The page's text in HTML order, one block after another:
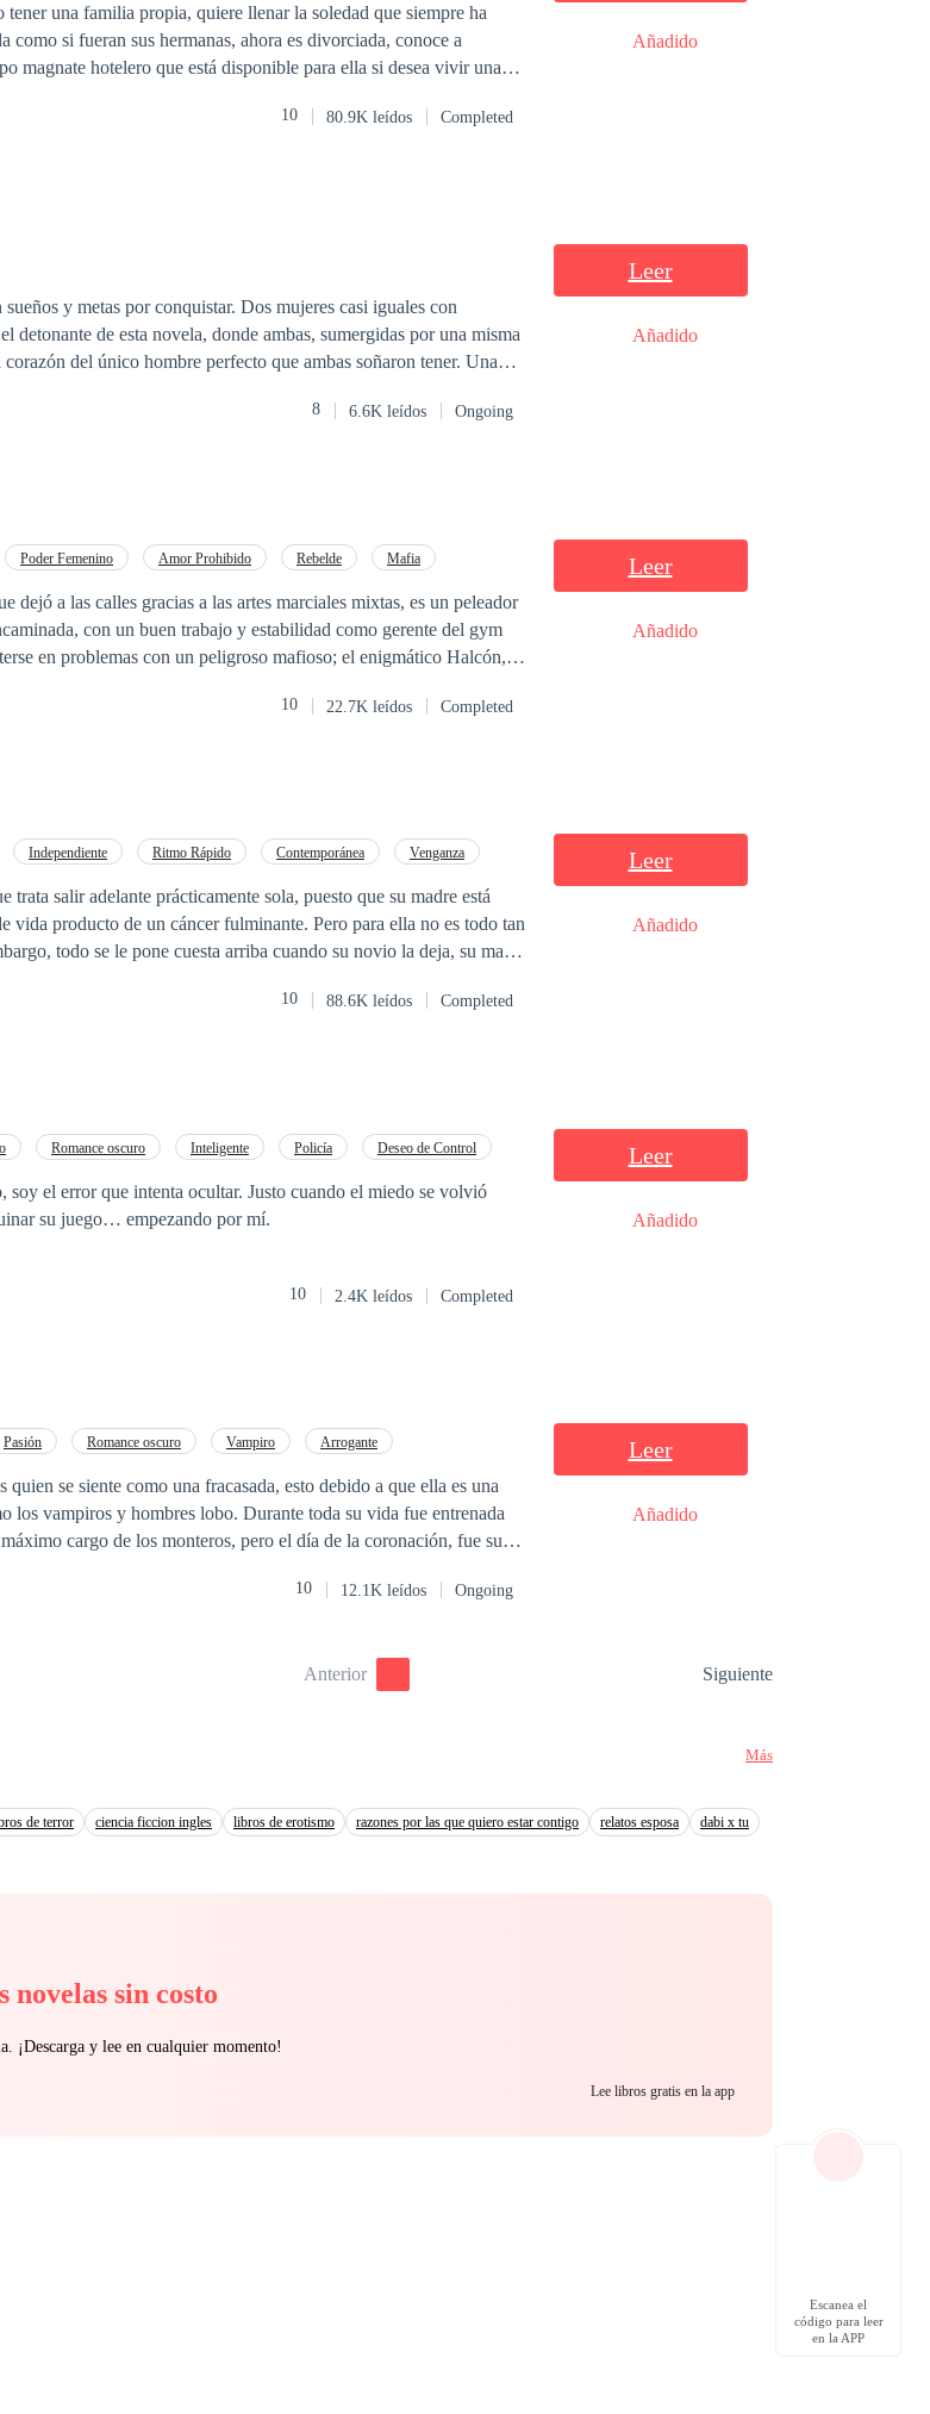
una familia propia, quiere llenar la soledad que siempre ha
como si fueran sus hermanas, ahora es divorciada, conoce a
magnate hotelero que está disponible para ella si desea vivir una
a entregarse a la aventura. ¿Qué hará Elena al estar entre estos
10 80.9K leídos Completed
Añadido
conquistar. Dos mujeres casi iguales con
del único hombre perfecto que ambas soñaron tener. Una
8 6.6K leídos Ongoing
Leer
Añadido
Poder Femenino Amor Prohibido Rebelde
Mafia
dejó a las calles gracias a las artes marciales mixtas, es un peleador
con un buen trabajo y estabilidad como gerente del gym
en problemas con un peligroso mafioso; el enigmático Halcón,
siempre una tentación para él, sus caminos no tendrían que
a las personas sin conocerlas, lecciones de vida que
10 22.7K leídos Completed
Leer
Añadido
Independiente Ritmo Rápido Contemporánea
Venganza
madre está
vida producto de un cáncer fulminante. Pero para ella no es todo tan
todo se le pone cuesta arriba cuando su novio la deja, su madre
diario electrónico que le llama la atención y decide que para no
frío, calculador y hasta cruel, se encontrará con Luna, quien es
a la luz y ahora querrá poseerla por razones muy diferentes.
10 88.6K leídos Completed
Leer
Añadido
Romance oscuro Inteligente Policía
Deseo de Control
soy el error que intenta ocultar. Justo cuando el miedo se volvió
su juego… empezando por mí.
10 2.4K leídos Completed
Leer
Añadido
Pasión Romance oscuro Vampiro Arrogante
se siente como una fracasada, esto debido a que ella es una
los vampiros y hombres lobo. Durante toda su vida fue entrenada
cargo de los monteros, pero el día de la coronación, fue su
Viviana decide escapar del clan de los monteros para
debe descubrir qué ser sobrenatural lo asesinó y cobrar venganza
10 12.1K leídos Ongoing
Leer
Añadido
Anterior Siguiente
Más
de terror ciencia ficcion ingles libros de erotismo razones por las que quiero estar contigo relatos esposa
dabi x tu
novelas sin costo
¡Descarga y lee en cualquier momento!
Lee libros gratis en la app
Escanea el
código para leer
en la APP